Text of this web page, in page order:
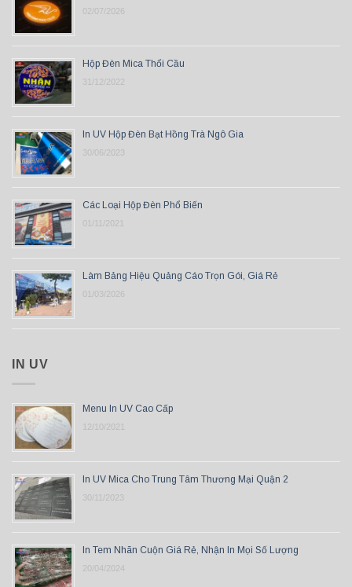
02/07/2026
Hộp Đèn Mica Thổi Cầu
31/12/2022
In UV Hộp Đèn Bạt Hồng Trà Ngô Gia
30/06/2023
Các Loại Hộp Đèn Phổ Biến
01/11/2021
Làm Bảng Hiệu Quảng Cáo Trọn Gói, Giá Rẻ
01/03/2026
IN UV
Menu In UV Cao Cấp
12/10/2021
In UV Mica Cho Trung Tâm Thương Mại Quận 2
30/11/2023
In Tem Nhãn Cuộn Giá Rẻ, Nhận In Mọi Số Lượng
20/04/2024